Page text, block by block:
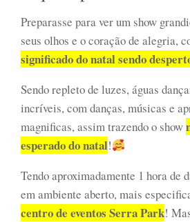
Preparasse para ver um show
seus olhos e o coração de alegria,
significado do natal sendo
Sendo repleto de luzes, águas
incríveis, com danças, músicas e
magnificas, assim trazendo o show
esperado do natal!
Tendo aproximadamente 1 hora de
em ambiente aberto, mais
centro de eventos Serra Park!